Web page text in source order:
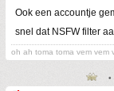
Ook een accountje
snel dat NSFW filter
oh ah toma toma vem vem